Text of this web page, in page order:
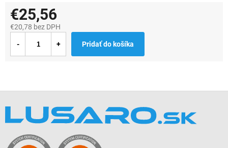
€25,56
€20,78 bez DPH
cena:
Pridať do košíka